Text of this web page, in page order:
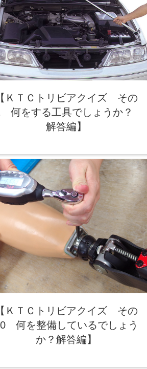
【ＫＴＣトリビアクイズ その
何をする工具でしょうか？
解答編】
【ＫＴＣトリビアクイズ その
何を整備しているでしょう
か？解答編】